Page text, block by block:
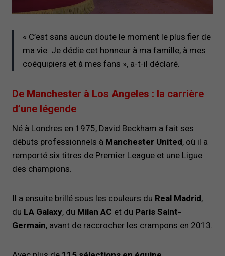
« C’est sans aucun doute le moment le plus fier de
ma vie. Je dédie cet honneur à ma famille, à mes
coéquipiers et à mes fans », a-t-il déclaré.
De Manchester à Los Angeles : la carrière
d’une légende
Né à Londres en 1975, David Beckham a fait ses
débuts professionnels à Manchester United, où il a
remporté six titres de Premier League et une Ligue
des champions.
Il a ensuite brillé sous les couleurs du Real Madrid,
du LA Galaxy, du Milan AC et du Paris Saint-
Germain, avant de raccrocher les crampons en 2013.